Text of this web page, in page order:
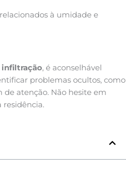
à umidade e
infiltração, é aconselhável
problemas ocultos, como
atenção. Não hesite em
residência.